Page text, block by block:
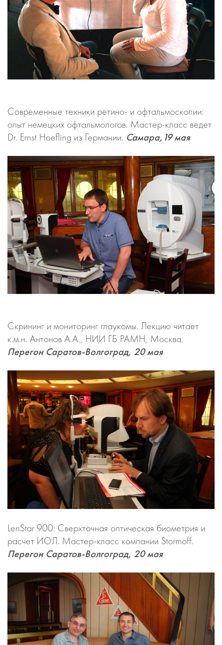
Современные техники ретино- и офтальмоскопии:
опыт немецких офтальмологов. Мастер-класс ведет
Dr. Ernst Hoefling из Германии. Самара,19 мая
Скрининг и мониторинг глаукомы. Лекцию читает
к.м.н. Антонов А.А., НИИ ГБ РАМН, Москва.
Перегон Саратов-Волгоград, 20 мая
LenStar 900: Сверхточная оптическая биометрия и
расчет ИОЛ. Мастер-класс компании Stormoff.
Перегон Саратов-Волгоград, 20 мая